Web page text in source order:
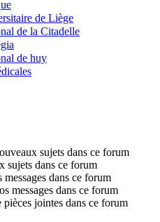
de Liège
de la Citadelle
de huy
sujets dans ce forum
sujets dans ce forum
dans ce forum
messages dans ce forum
pièces jointes dans ce forum